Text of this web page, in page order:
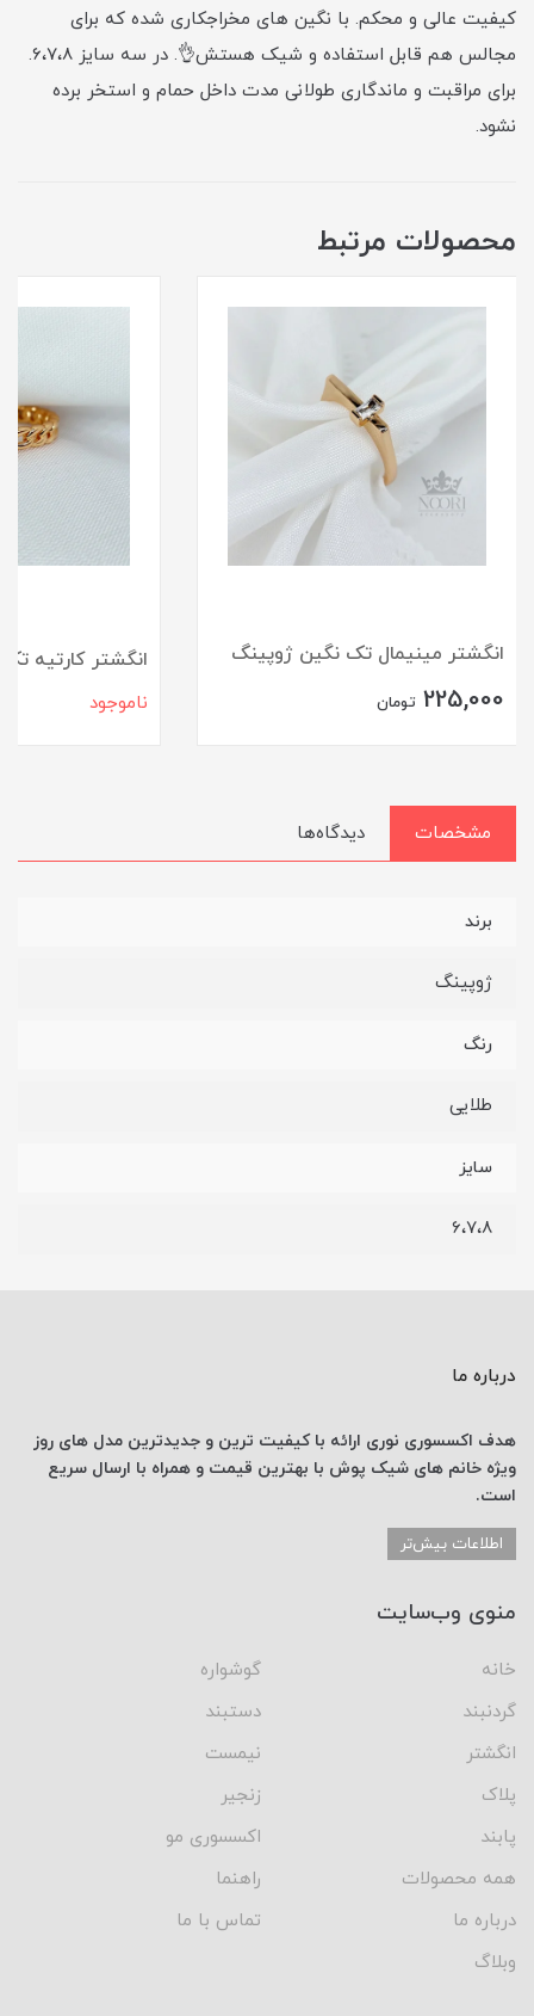
کیفیت عالی و محکم. با نگین های مخراجکاری شده که برای
مجالس هم قابل استفاده و شیک هستش👌. در سه سایز 6،7،8.
برای مراقبت و ماندگاری طولانی مدت داخل حمام و استخر برده
نشود.
محصولات مرتبط
انگشتر مینیمال تک نگین ژوپینگ
225,000 تومان
انگشتر کارتیه
ناموجود
مشخصات دیدگاه‌ها
برند
ژوپینگ
رنگ
طلایی
سایز
6،7،8
درباره ما
هدف اکسسوری نوری ارائه با کیفیت ترین و جدیدترین مدل های روز
ویژه خانم های شیک پوش با بهترین قیمت و همراه با ارسال سریع
است.
اطلاعات بیش‌تر
منوی وب‌سایت
خانه
گوشواره
گردنبند
دستبند
انگشتر
نیمست
پلاک
زنجیر
پابند
اکسسوری مو
همه محصولات
راهنما
درباره ما
تماس با ما
وبلاگ